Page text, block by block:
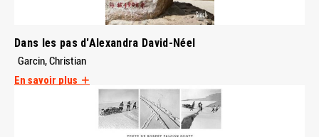
Dans les pas d'Alexandra David-Néel
Garcin, Christian
En savoir plus